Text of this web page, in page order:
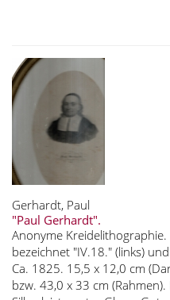
Gerhardt, Paul
"Paul Gerhardt".
Anonyme
bezeichnet "IV.18." (links)
Ca. 1825. 15,5 x 12,0 cm
bzw. 43,0 x 33 cm